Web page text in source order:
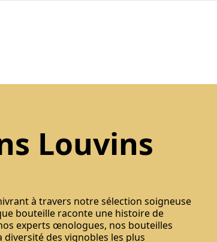
Louvins
à travers notre sélection soigneuse
bouteille raconte une histoire de
experts œnologues, nos bouteilles
des vignobles les plus